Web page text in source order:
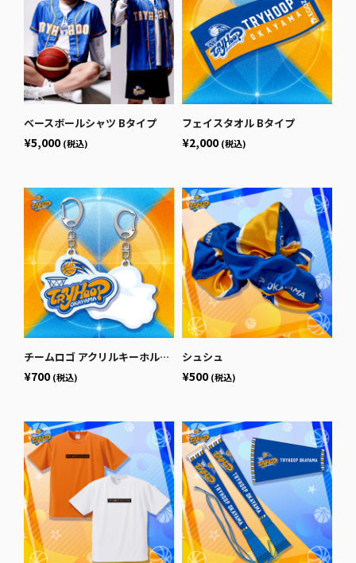
ベースボールシャツ Bタイプ
¥5,000 (税込)
フェイスタオル Bタイプ
¥2,000 (税込)
チームロゴ アクリルキーホルダー Bタイプ
¥700 (税込)
シュシュ
¥500 (税込)